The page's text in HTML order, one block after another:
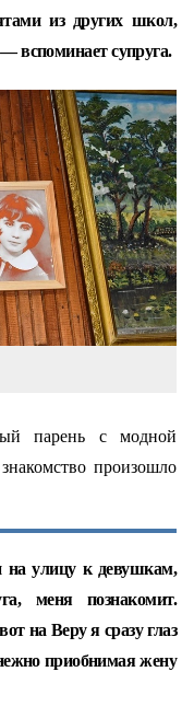
из других школ,
вспоминает супруга.
парень с модной
произошло
на улицу к девушкам,
меня познакомит.
на Веру я сразу глаз
приобнимая жену